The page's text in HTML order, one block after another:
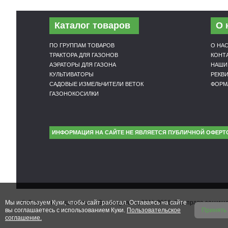
Каталог товаров
ПО ГРУППАМ ТОВАРОВ
ТРАКТОРА ДЛЯ ГАЗОНОВ
АЭРАТОРЫ ДЛЯ ГАЗОНА
КУЛЬТИВАТОРЫ
САДОВЫЕ ИЗМЕЛЬЧИТЕЛИ ВЕТОК
ГАЗОНОКОСИЛКИ
О
О НАС
НАШИ
ИНФОРМАЦИЯ НА САЙТЕ НЕ ЯВЛЯЕТСЯ ПУБЛИЧНОЙ
© Садовые механизмы — Gardengear.ru, 2011-2026. Все права
Мы используем Куки, чтобы сайт работал. Оставаясь на сайте
вы соглашаетесь с использованием Куки. Пользовательское
соглашение.
Принять